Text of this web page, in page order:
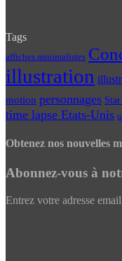
Tags
affiches minimalistes
illustration
motion personnages
time lapse Etats-Unis
Obtenez nos nouvelles
Abonnez-vous à
Entrez votre adresse email